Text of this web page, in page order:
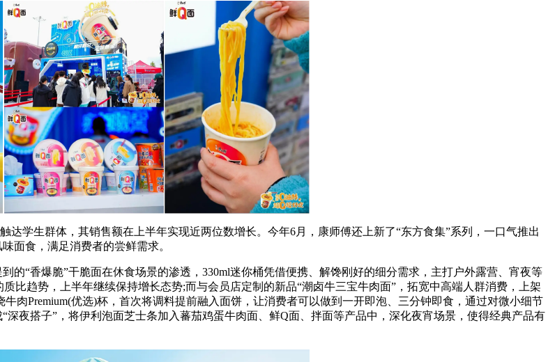
学生群体，其销售额在上半年实现近两位数增长。今年6月，康师傅还上新了“东方食集”系列，一口气推出
面食，满足消费者的尝鲜需求。
“香爆脆”干脆面在休食场景的渗透，330ml迷你桶凭借便携、解馋刚好的细分需求，主打户外露营、宵夜等
比趋势，上半年继续保持增长态势;而与会员店定制的新品“潮卤牛三宝牛肉面”，拓宽中高端人群消费，上架
肉Premium(优选)杯，首次将调料提前融入面饼，让消费者可以做到一开即泡、三分钟即食，通过对微小细节
夜搭子”，将伊利泡面芝士条加入蕃茄鸡蛋牛肉面、鲜Q面、拌面等产品中，深化夜宵场景，使得经典产品有